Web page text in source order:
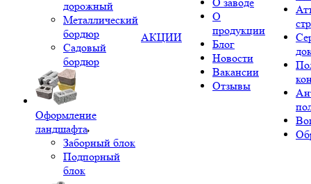
дорожный
Металлический
бордюр
Садовый
бордюр
Оформление
ландшафта
Заборный блок
Подпорный
блок
АКЦИИ
О
продукции
Блог
Новости
Вакансии
Отзывы